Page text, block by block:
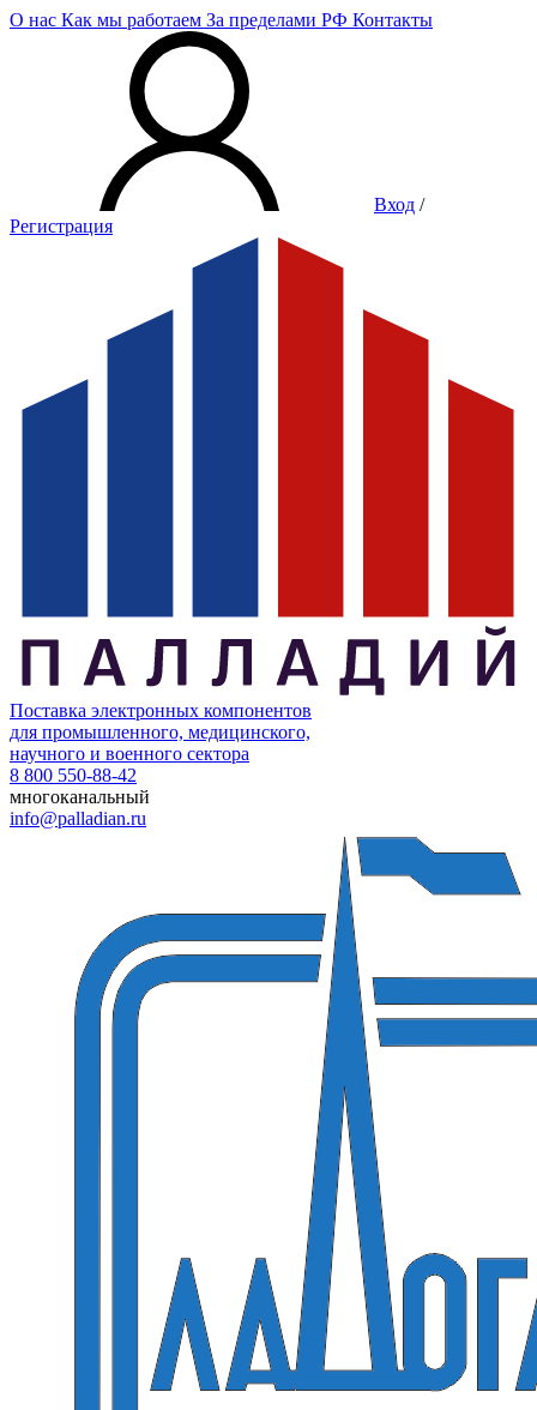
О нас Как мы работаем За пределами РФ Контакты
Вход /
Регистрация
Поставка электронных компонентов
для промышленного, медицинского,
научного и военного сектора
8 800 550-88-42
многоканальный
info@palladian.ru